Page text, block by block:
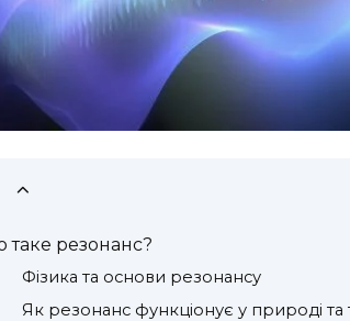
таке резонанс?
Фізика та основи резонансу
Як резонанс функціонує у природі та